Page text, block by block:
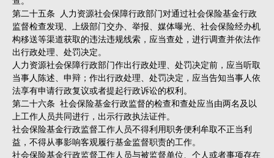
第二十五条 人力资源社会保障行政部门对通过社会保险基金行政
监督检查发现、上级部门交办、举报、媒体曝光、社会保险经办机
构移送等渠道获取的违法违规线索，应当查处，进行调查并依法作
出行政处理、处罚决定。
人力资源社会保障行政部门作出行政处理、处罚决定前，应当听取
当事人陈述、申辩；作出行政处理、处罚决定，应当告知当事人依
法享有申请行政复议或者提起行政诉讼的权利。
第二十六条 社会保险基金行政监督的检查和查处应当由两名及以
上工作人员共同进行，出示行政执法证件。
社会保险基金行政监督工作人员不得利用职务便利牟取不正当利
益，不得从事影响客观履行基金监督职责的工作。
社会保险基金行政监督工作人员与被监督单位、个人或者事项存在